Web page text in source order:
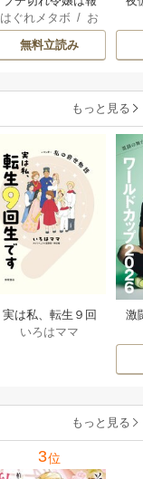
復を誓いました。
はぐれメタボ / お
おのいも/昌未
無料立読み
もっと見る
実は私、転生９回
生です マンガ
いろはママ
激
もっと見る
3位